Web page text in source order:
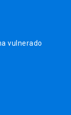
vulnerado